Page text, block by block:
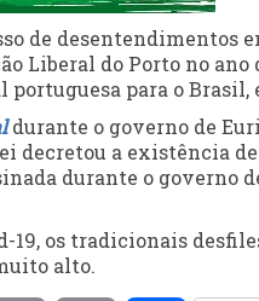
de desentendimentos
Liberal do Porto no ano
para o Brasil,
durante o governo de
decretou a existência
durante o governo
19, os tradicionais
alto.